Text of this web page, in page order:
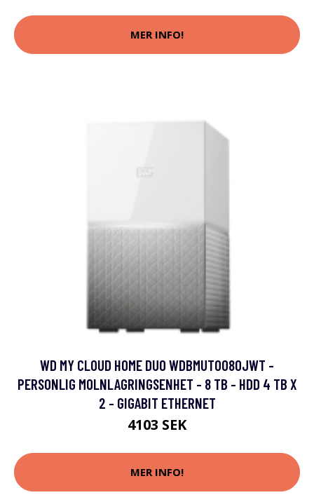
MER INFO!
WD MY CLOUD HOME DUO WDBMUT0080JWT -
PERSONLIG MOLNLAGRINGSENHET - 8 TB - HDD 4 TB X
2 - GIGABIT ETHERNET
4103 SEK
MER INFO!